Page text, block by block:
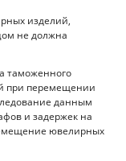
изделий,
не должна
таможенного
при перемещении
данным
и задержек на
ювелирных